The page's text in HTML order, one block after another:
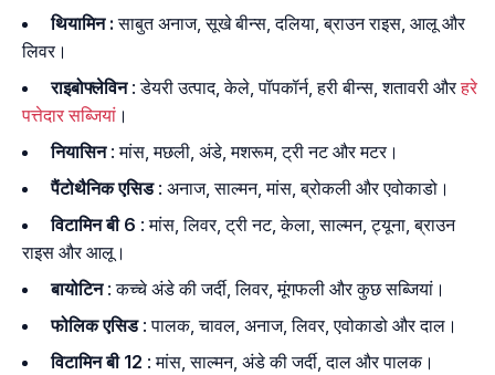
थियामिन : साबुत अनाज, सूखे बीन्स, दलिया, ब्राउन राइस, आलू और
लिवर।
राइबोफ्लेविन: डेयरी उत्पाद, केले, पॉपकॉर्न, हरी बीन्स, शतावरी औरहरे
पत्तेदार सब्जियां ।
नियासिन: मांस, मछली, अंडे, मशरूम, ट्री नट और मटर।
पैंटोथैनिक एसिड: अनाज, साल्मन, मांस, ब्रोकली और एवोकाडो।
विटामिन बी 6 : मांस, लिवर, ट्री नट, केला, साल्मन, ट्यूना, ब्राउन
राइस और आलू।
बायोटिन: कच्चे अंडे की जर्दी, लिवर, मूंगफली और कुछ सब्जियां।
फोलिक एसिड: पालक, चावल, अनाज, लिवर, एवोकाडो और दाल।
विटामिन बी 12 : मांस, साल्मन, अंडे की जर्दी, दाल और पालक।